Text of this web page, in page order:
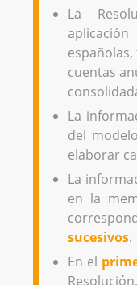
La
cuentas
La
del
elaborar
La
en la
sucesivos.
En el